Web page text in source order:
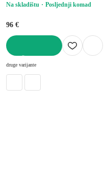
Na skladištu
Posljednji komad
96 €
druge varijante